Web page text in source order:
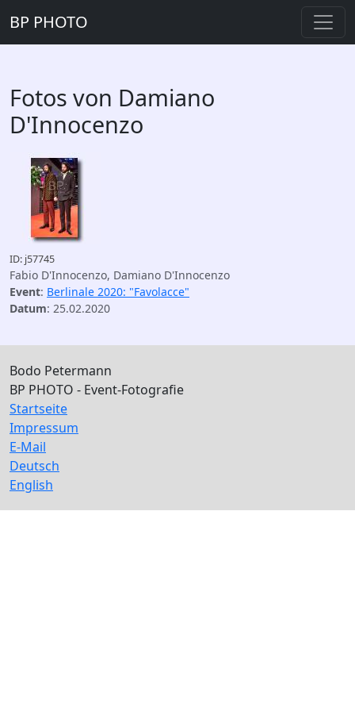
BP PHOTO
Fotos von Damiano
D'Innocenzo
ID: j57745
Fabio D'Innocenzo, Damiano D'Innocenzo
Event: Berlinale 2020: "Favolacce"
Datum: 25.02.2020
Bodo Petermann
BP PHOTO - Event-Fotografie
Startseite
Impressum
E-Mail
Deutsch
English